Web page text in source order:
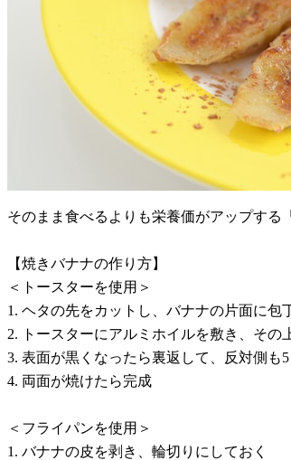
そのまま食べるよりも栄養価がアップする
【焼きバナナの作り方】
＜トースターを使用＞
1. ヘタの先をカットし、バナナの片面に包
2. トースターにアルミホイルを敷き、その
3. 表面が黒くなったら裏返して、反対側も5
4. 両面が焼けたら完成
＜フライパンを使用＞
1. バナナの皮を剥き、輪切りにしておく